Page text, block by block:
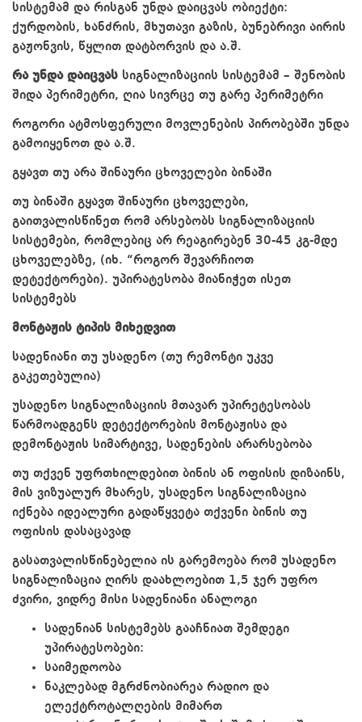
სისტემამ და რისგან უნდა დაიცვას ობიექტი:
ქურდობის, ხანძრის, მხუთავი გაზის, ბუნებრივი აირის
გაჟონვის, წყლით დატბორვის და ა.შ.
რა უნდა დაიცვას სიგნალიზაციის სისტემამ – შენობის
შიდა პერიმეტრი, ღია სივრცე თუ გარე პერიმეტრი
როგორი ატმოსფერული მოვლენების პირობებში უნდა
გამოიყენოთ და ა.შ.
გყავთ თუ არა შინაური ცხოველები ბინაში
თუ ბინაში გყავთ შინაური ცხოველები,
გაითვალისწინეთ რომ არსებობს სიგნალიზაციის
სისტემები, რომლებიც არ რეაგირებენ 30-45 კგ-მდე
ცხოველებზე, (იხ. “როგორ შევარჩიოთ
დეტექტორები). უპირატესობა მიანიჭეთ ისეთ
სისტემებს
მონტაჟის ტიპის მიხედვით
სადენიანი თუ უსადენო (თუ რემონტი უკვე
გაკეთებულია)
უსადენო სიგნალიზაციის მთავარ უპირეტესობას
წარმოადგენს დეტექტორების მონტაჟისა და
დემონტაჟის სიმარტივე, სადენების არარსებობა
თუ თქვენ უფრთხილდებით ბინის ან ოფისის დიზაინს,
მის ვიზუალურ მხარეს, უსადენო სიგნალიზაცია
იქნება იდეალური გადაწყვეტა თქვენი ბინის თუ
ოფისის დასაცავად
გასათვალისწინებელია ის გარემოება რომ უსადენო
სიგნალიზაცია ღირს დაახლოებით 1,5 ჯერ უფრო
ძვირი, ვიდრე მისი სადენიანი ანალოგი
სადენიან სისტემებს გააჩნიათ შემდეგი
უპირატესობები:
საიმედოობა
ნაკლებად მგრძნობიარეა რადიო და
ელექტროტალღების მიმართ